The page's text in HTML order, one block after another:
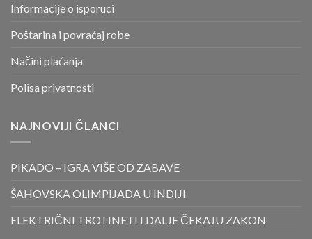
Informacije o isporuci
Poštarina i povraćaj robe
Načini plaćanja
Polisa privatnosti
NAJNOVIJI ČLANCI
PIKADO – IGRA VIŠE OD ZABAVE
ŠAHOVSKA OLIMPIJADA U INDIJI
ELEKTRIČNI TROTINETI I DALJE ČEKAJU ZAKON